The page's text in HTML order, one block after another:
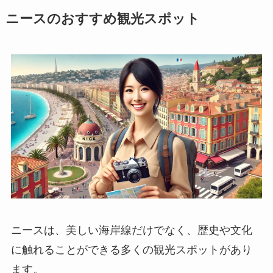
ニースのおすすめ観光スポット
ニースは、美しい海岸線だけでなく、歴史や文化
に触れることができる多くの観光スポットがあり
ます。